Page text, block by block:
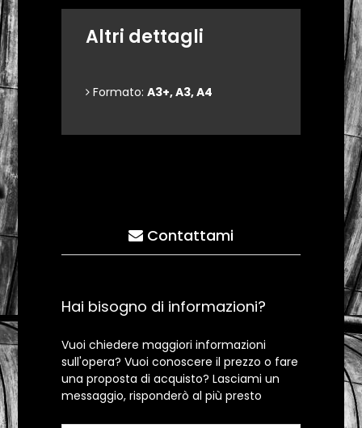
Altri dettagli
Formato: A3+, A3, A4
Contattami
Hai bisogno di informazioni?
Vuoi chiedere maggiori informazioni
sull'opera? Vuoi conoscere il prezzo o fare
una proposta di acquisto? Lasciami un
messaggio, risponderò al più presto